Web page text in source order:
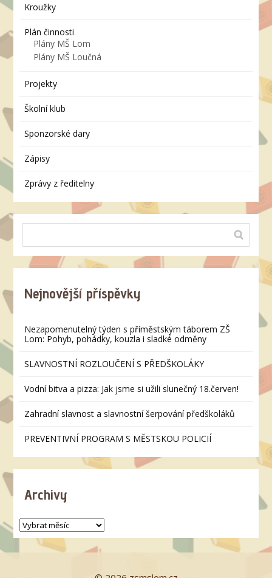
Kroužky
Plán činnosti
Plány MŠ Lom
Plány MŠ Loučná
Projekty
Školní klub
Sponzorské dary
Zápisy
Zprávy z ředitelny
Nejnovější příspěvky
Nezapomenutelný týden s příměstským táborem ZŠ
Lom: Pohyb, pohádky, kouzla i sladké odměny
SLAVNOSTNÍ ROZLOUČENÍ S PŘEDŠKOLÁKY
Vodní bitva a pizza: Jak jsme si užili slunečný 18.červen!
Zahradní slavnost a slavnostní šerpování předškoláků
PREVENTIVNÍ PROGRAM S MĚSTSKOU POLICIÍ
Archivy